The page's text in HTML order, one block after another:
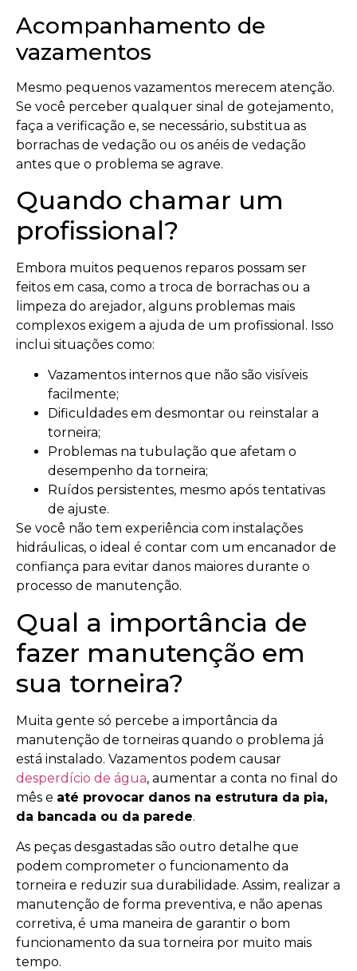
Acompanhamento de
vazamentos
Mesmo pequenos vazamentos merecem atenção.
Se você perceber qualquer sinal de gotejamento,
faça a verificação e, se necessário, substitua as
borrachas de vedação ou os anéis de vedação
antes que o problema se agrave.
Quando chamar um
profissional?
Embora muitos pequenos reparos possam ser
feitos em casa, como a troca de borrachas ou a
limpeza do arejador, alguns problemas mais
complexos exigem a ajuda de um profissional. Isso
inclui situações como:
Vazamentos internos que não são visíveis
facilmente;
Dificuldades em desmontar ou reinstalar a
torneira;
Problemas na tubulação que afetam o
desempenho da torneira;
Ruídos persistentes, mesmo após tentativas
de ajuste.
Se você não tem experiência com instalações
hidráulicas, o ideal é contar com um encanador de
confiança para evitar danos maiores durante o
processo de manutenção.
Qual a importância de
fazer manutenção em
sua torneira?
Muita gente só percebe a importância da
manutenção de torneiras quando o problema já
está instalado. Vazamentos podem causar
desperdício de água, aumentar a conta no final do
mês e até provocar danos na estrutura da pia,
da bancada ou da parede.
As peças desgastadas são outro detalhe que
podem comprometer o funcionamento da
torneira e reduzir sua durabilidade. Assim, realizar a
manutenção de forma preventiva, e não apenas
corretiva, é uma maneira de garantir o bom
funcionamento da sua torneira por muito mais
tempo.